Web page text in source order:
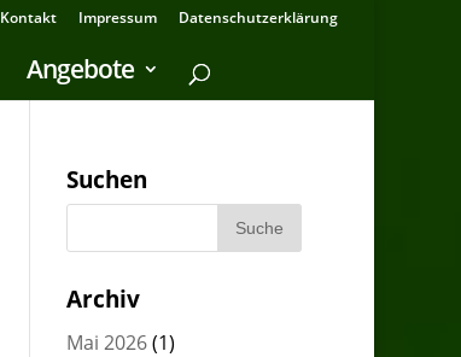
Kontakt Impressum Datenschutzerklärung
Angebote
Suchen
Archiv
Mai 2026(1)